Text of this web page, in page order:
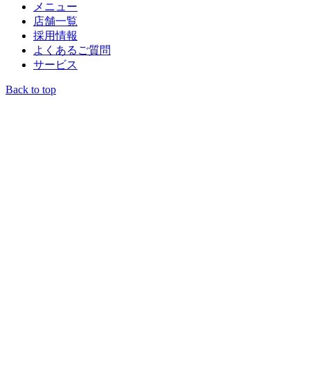
メニュー
店舗一覧
採用情報
よくあるご質問
サービス
Back to top